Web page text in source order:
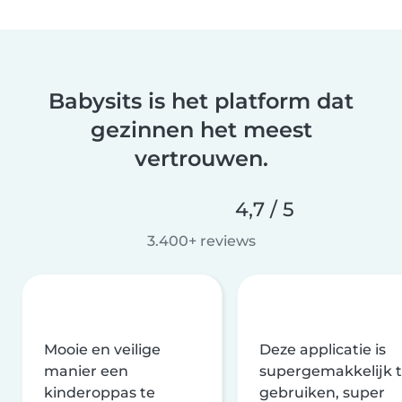
Babysits is het platform dat
gezinnen het meest
vertrouwen.
4,7 / 5
3.400+ reviews
Mooie en veilige
manier een
kinderoppas te
Deze applicatie is
supergemakkelijk
gebruiken, super